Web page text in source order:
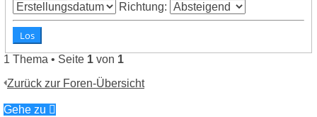
Richtung:
1 Thema • Seite 1 von 1
Zurück zur Foren-Übersicht
Gehe zu